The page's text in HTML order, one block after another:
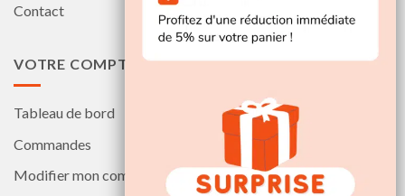
Contact
VOTRE COMPTE
Tableau de bord
Commandes
Modifier mon compte